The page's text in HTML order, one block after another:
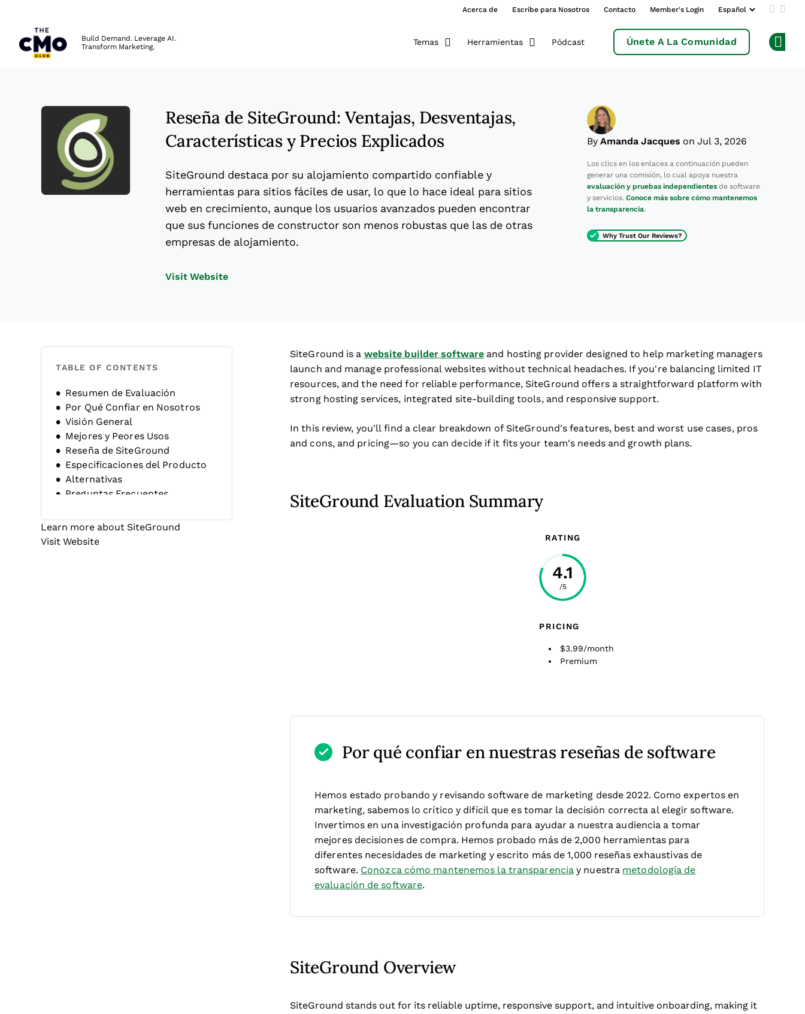
Acerca de Escribe para Nosotros Contacto Member's Login Add us
Build Demand. Leverage AI.
Transform Marketing.
Temas Herramientas Pódcast Únete A La Comunidad
Reseña de SiteGround: Ventajas, Desventajas,
Características y Precios Explicados
SiteGround destaca por su alojamiento compartido confiable y
herramientas para sitios fáciles de usar, lo que lo hace ideal para sitios
web en crecimiento, aunque los usuarios avanzados pueden encontrar
que sus funciones de constructor son menos robustas que las de otras
empresas de alojamiento.
Visit WebsiteOpens new window
By Amanda Jacques on Jul 3, 2026
Los clics en los enlaces a continuación pueden
generar una comisión, lo cual apoya nuestra
evaluación y pruebas independientes de software
y servicios. Conoce más sobre cómo mantenemos
la transparencia.
Why Trust Our Reviews?
TABLE OF CONTENTS
Resumen de Evaluación
Por Qué Confiar en Nosotros
Visión General
Mejores y Peores Usos
Reseña de SiteGround
Especificaciones del Producto
Alternativas
Preguntas Frecuentes
Learn more about SiteGround
Visit WebsiteOpens new window
SiteGround is a website builder software and hosting provider designed to help marketing managers
launch and manage professional websites without technical headaches. If you're balancing limited IT
resources, and the need for reliable performance, SiteGround offers a straightforward platform with
strong hosting services, integrated site-building tools, and responsive support.
In this review, you'll find a clear breakdown of SiteGround's features, best and worst use cases, pros
and cons, and pricing—so you can decide if it fits your team's needs and growth plans.
SiteGround Evaluation Summary
RATING
4.1
/5
PRICING
$3.99/month
Premium
Por qué confiar en nuestras reseñas de software
Hemos estado probando y revisando software de marketing desde 2022. Como expertos en
marketing, sabemos lo crítico y difícil que es tomar la decisión correcta al elegir software.
Invertimos en una investigación profunda para ayudar a nuestra audiencia a tomar
mejores decisiones de compra. Hemos probado más de 2,000 herramientas para
diferentes necesidades de marketing y escrito más de 1,000 reseñas exhaustivas de
software. Conozca cómo mantenemos la transparencia y nuestra metodología de
evaluación de software.
SiteGround Overview
SiteGround stands out for its reliable uptime, responsive support, and intuitive onboarding, making it